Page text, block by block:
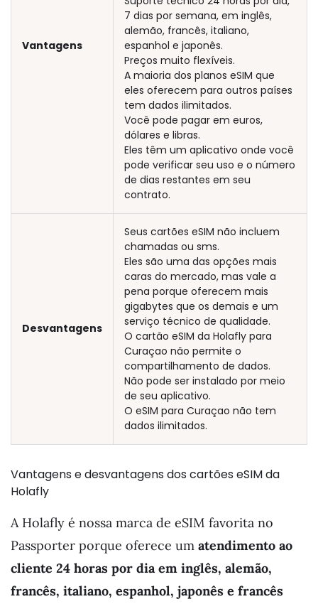
Vantagens
7 dias por semana, em inglês,
alemão, francês, italiano,
espanhol e japonês.
Preços muito flexíveis.
A maioria dos planos eSIM que
eles oferecem para outros países
tem dados ilimitados.
Você pode pagar em euros,
dólares e libras.
Eles têm um aplicativo onde você
pode verificar seu uso e o número
de dias restantes em seu
contrato.
Desvantagens
Seus cartões eSIM não incluem
chamadas ou sms.
Eles são uma das opções mais
caras do mercado, mas vale a
pena porque oferecem mais
gigabytes que os demais e um
serviço técnico de qualidade.
O cartão eSIM da Holafly para
Curaçao não permite o
compartilhamento de dados.
Não pode ser instalado por meio
de seu aplicativo.
O eSIM para Curaçao não tem
dados ilimitados.
Vantagens e desvantagens dos cartões eSIM da
Holafly
A Holafly é nossa marca de eSIM favorita no
Passporter porque oferece um atendimento ao
cliente 24 horas por dia em inglês, alemão,
francês, italiano, espanhol, japonês e francês